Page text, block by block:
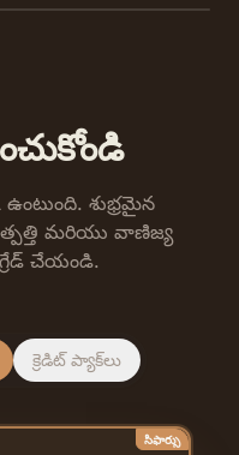
శుభ్రమైన
మరియు వాణిజ్య
చేయండి.
క్రెడిట్ ప్యాక్‌లు
సిఫార్సు